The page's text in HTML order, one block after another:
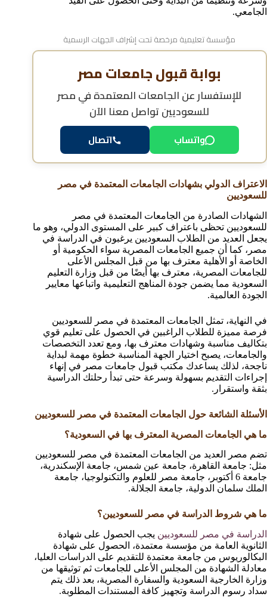
الجامعي.
مؤسسة تعليمية مرخصة تحت إشراف الجهات الرسمية
بوابة قبول جامعات مصر
للإستفسار عنالجامعات المعتمدة في مصر
للسعوديينتواصل معنا الآن
واتساب اتصال
الاعتراف الدولي بشهادات الجامعات المعتمدة في مصر
للسعوديين
الشهادات الصادرة من الجامعات المعتمدة في مصر
للسعوديين تحظى باعتراف كبير على المستوى الدولي، وهو ما
يجعل العديد من الطلاب السعوديين يرغبون في الدراسة في
مصر، كما أن جميع الجامعات المصرية سواء الحكومية أو
الخاصة أو الأهلية معترف بها من قبل المجلس الأعلى
للجامعات المصرية، معترف بها أيضًا من قبل وزارة التعليم
السعودية مما يضمن جودة المناهج التعليمية واتباعها معايير
الجودة العالمية.
في النهاية، تمثل الجامعات المعتمدة في مصر للسعوديين
فرصة مميزة للطلاب الراغبين في الحصول على تعليم قوي
بتكاليف مناسبة وشهادات معترف بها، ومع تعدد التخصصات
والجامعات، يصبح اختيار الجهة المناسبة خطوة مهمة لبداية
ناجحة، لذلك يساعدك مكتب قبول جامعات مصر في إنهاء
إجراءات التقديم بسهولة وسرعة حتى تبدأ رحلتك الدراسية
بثقة واستقرار.
الأسئلة الشائعة حول الجامعات المعتمدة في مصر للسعوديين
ما هي الجامعات المصرية المعترف بها في السعودية؟
تضم مصر العديد من الجامعات المعتمدة في مصر للسعوديين
مثل: جامعة القاهرة، جامعة عين شمس، جامعة الإسكندرية،
جامعة 6 أكتوبر، جامعة مصر للعلوم والتكنولوجيا، جامعة
الملك سلمان الدولية، جامعة الجلالة.
ما هي شروط الدراسة في مصر للسعوديين؟
الدراسة في مصر للسعوديين يجب الحصول على شهادة
الثانوية العامة من مؤسسة معتمدة، الحصول على شهادة
البكالوريوس من جامعة معتمدة للتقديم على الدراسات العليا،
معادلة الشهادة من المجلس الأعلى للجامعات ثم توثيقها من
وزارة الخارجية السعودية والسفارة المصرية، بعد ذلك يتم
سداد رسوم الدراسة وتجهيز كافة المستندات المطلوبة.